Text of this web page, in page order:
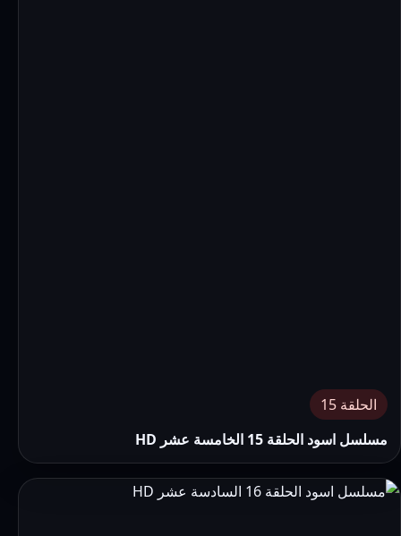
الحلقة 15
مسلسل اسود الحلقة 15 الخامسة عشر HD